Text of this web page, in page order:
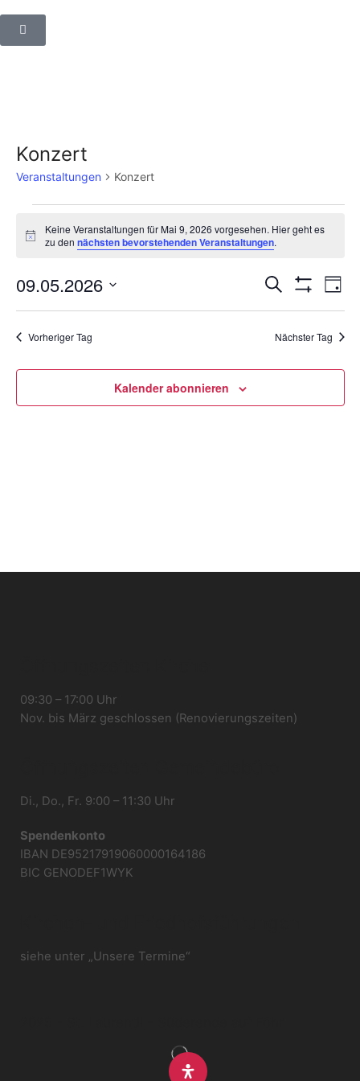
Konzert
Veranstaltungen Konzert
Hinweis
Keine Veranstaltungen für Mai 9, 2026 vorgesehen. Hier geht es
zu den nächsten bevorstehenden Veranstaltungen.
Ansichten,
Navigation
Suche
Anzeigen
Tag
09.05.2026
Vorheriger Tag Nächster Tag
Kalender abonnieren
09:30 – 17:00 Uhr
Nov. bis März geschlossen (Renovierungszeiten)
Di., Do., Fr. 9:00 – 11:30 Uhr
Spendenkonto
IBAN DE95217919060000164186
BIC GENODEF1WYK
siehe unter „Unsere Termine“